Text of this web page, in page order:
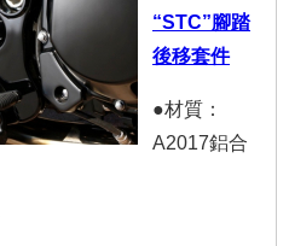
“STC”腳踏
後移套件
●材質：
A2017鋁合